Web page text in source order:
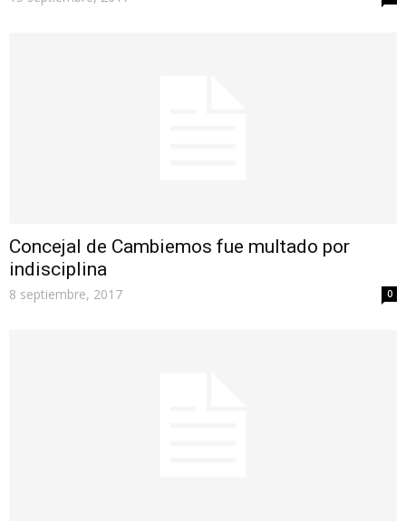
Concejal de Cambiemos fue multado por
indisciplina
8 septiembre, 2017 0